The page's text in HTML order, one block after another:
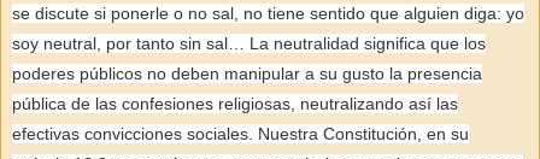
se discute si ponerle o no sal, no tiene sentido que alguien diga: yo
soy neutral, por tanto sin sal… La neutralidad significa que los
poderes públicos no deben manipular a su gusto la presencia
pública de las confesiones religiosas, neutralizando así las
efectivas convicciones sociales. Nuestra Constitución, en su